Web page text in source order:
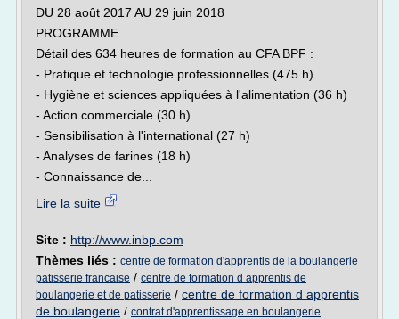
DU 28 août 2017 AU 29 juin 2018
PROGRAMME
Détail des 634 heures de formation au CFA BPF :
- Pratique et technologie professionnelles (475 h)
- Hygiène et sciences appliquées à l'alimentation (36 h)
- Action commerciale (30 h)
- Sensibilisation à l'international (27 h)
- Analyses de farines (18 h)
- Connaissance de...
Lire la suite
Site : http://www.inbp.com
Thèmes liés : centre de formation d'apprentis de la boulangerie
patisserie francaise / centre de formation d apprentis de
boulangerie et de patisserie / centre de formation d apprentis
de boulangerie / contrat d'apprentissage en boulangerie